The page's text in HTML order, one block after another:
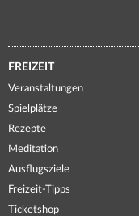
FREIZEIT
Veranstaltungen
Spielplätze
Rezepte
Meditation
Ausflugsziele
Freizeit-Tipps
Ticketshop